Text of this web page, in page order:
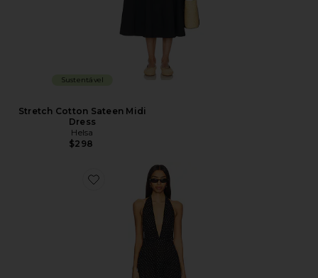
Sustentável
Stretch Cotton Sateen Midi
Dress
Helsa
$298